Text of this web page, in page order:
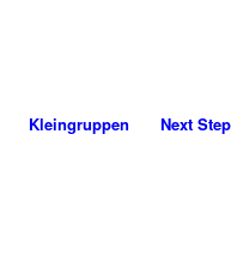
Kleingruppen Next